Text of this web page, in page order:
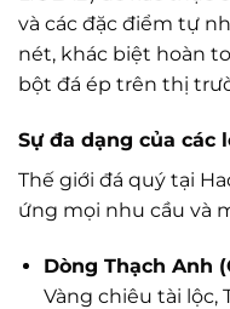
và các đặc điểm tự
nét, khác biệt hoàn
bột đá ép trên thị
Sự đa dạng của các
Thế giới đá quý tại
ứng mọi nhu cầu và
Dòng Thạch Anh
Vàng chiêu tài lộc,